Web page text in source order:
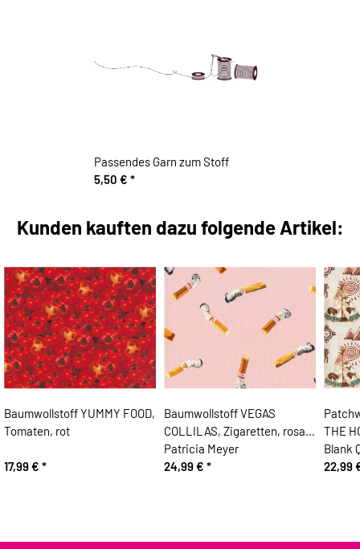
Passendes Garn zum Stoff
5,50 € *
Kunden kauften dazu folgende Artikel:
Baumwollstoff YUMMY FOOD,
Tomaten, rot
17,99 € *
Baumwollstoff VEGAS
COLLILAS, Zigaretten, rosa,
Patricia Meyer
24,99 € *
THE
Blank
22,99